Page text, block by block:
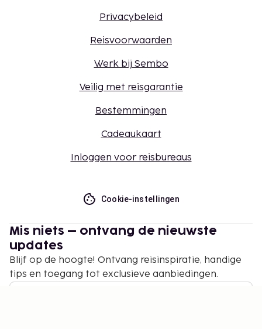
Privacybeleid
Reisvoorwaarden
Werk bij Sembo
Veilig met reisgarantie
Bestemmingen
Cadeaukaart
Inloggen voor reisbureaus
Cookie-instellingen
Mis niets – ontvang de nieuwste
updates
Blijf op de hoogte! Ontvang reisinspiratie, handige
tips en toegang tot exclusieve aanbiedingen.